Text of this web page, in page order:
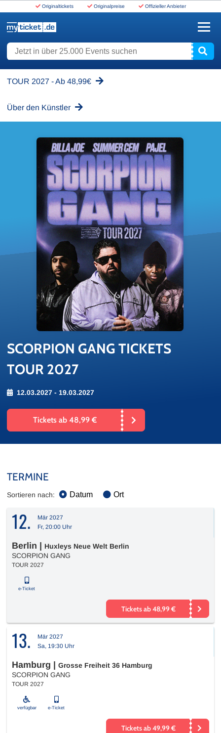
Originaltickets Originalpreise Offizieller Anbieter
Jetzt in über 25.000 Events suchen
TOUR 2027 - Ab 48,99€
Über den Künstler
SCOR­PI­ON GANG TI­CKETS
TOUR 2027
12.03.2027 - 19.03.2027
Tickets ab 48,99 €
TERMINE
Sortieren nach: Datum Ort
12.
Mär 2027
Fr, 20:00 Uhr
Berlin
Huxleys Neue Welt Berlin
SCORPION GANG
TOUR 2027
e-Ticket
Tickets ab 48,99 €
13.
Mär 2027
Sa, 19:30 Uhr
Hamburg
Grosse Freiheit 36 Hamburg
SCORPION GANG
TOUR 2027
verfügbar e-Ticket
Tickets ab 49,99 €